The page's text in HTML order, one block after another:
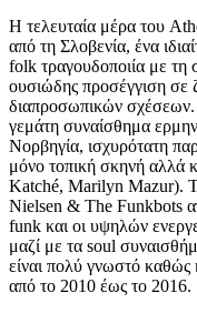
Η τελευταία μέρα του
από τη Σλοβενία, ένα
folk τραγουδοποιία με τη
ουσιώδης προσέγγιση σε
διαπροσωπικών σχέσεων.
γεμάτη συναίσθημα
Νορβηγία, ισχυρότατη
μόνο τοπική σκηνή αλλά
Katché, Marilyn Mazur).
Nielsen & The Funkbots
funk και οι υψηλών
μαζί με τα soul
είναι πολύ γνωστό καθώς
από το 2010 έως το 2016.